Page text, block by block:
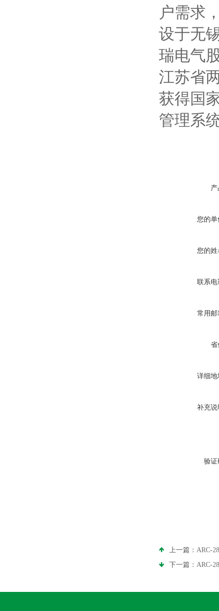
户需求
设于无
瑞电气
江苏省
获得国
管理系
您的单
您的姓
联系电
常用邮
省
详细地
补充说
验证
上一篇： ARC-
下一篇： ARC-